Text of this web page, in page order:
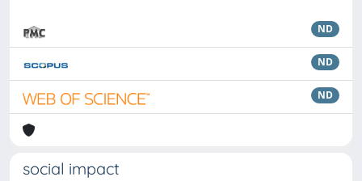
ND
ND
ND
social impact